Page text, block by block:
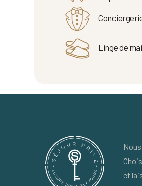
Linge de
et